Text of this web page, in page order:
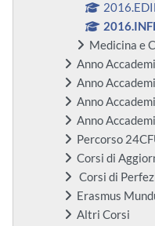
Medicina e
Anno
Anno
Anno
Anno
Percorso
Corsi di
Corsi di
Erasmus
Altri Corsi